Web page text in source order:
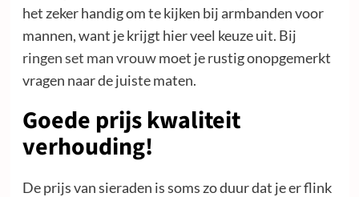
het zeker handig om te kijken bij armbanden voor
mannen, want je krijgt hier veel keuze uit. Bij
ringen set man vrouwmoet je rustig onopgemerkt
vragen naar de juiste maten.
Goede prijs kwaliteit
verhouding!
De prijs van sieraden is soms zo duur dat je er flink